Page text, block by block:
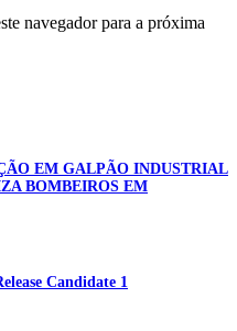
navegador para a próxima
EM GALPÃO INDUSTRIAL
BOMBEIROS EM
Candidate 1